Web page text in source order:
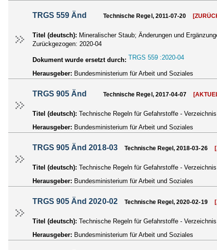
TRGS 559 Änd Technische Regel, 2011-07-20
Titel (deutsch): Mineralischer Staub; Änderungen und
Zurückgezogen: 2020-04
Dokument wurde ersetzt durch: TRGS 559 :2020-04
Herausgeber: Bundesministerium für Arbeit und Soziales
TRGS 905 Änd Technische Regel, 2017-04-07
Titel (deutsch): Technische Regeln für Gefahrstoffe -
Herausgeber: Bundesministerium für Arbeit und Soziales
TRGS 905 Änd 2018-03 Technische Regel, 2018-03-26
Titel (deutsch): Technische Regeln für Gefahrstoffe -
Herausgeber: Bundesministerium für Arbeit und Soziales
TRGS 905 Änd 2020-02 Technische Regel, 2020-02-19
Titel (deutsch): Technische Regeln für Gefahrstoffe -
Herausgeber: Bundesministerium für Arbeit und Soziales